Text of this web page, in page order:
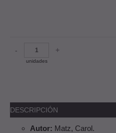
-
unidades
+
DESCRIPCIÓN
Autor: Matz, Carol.